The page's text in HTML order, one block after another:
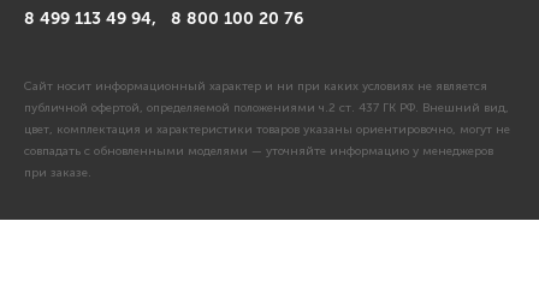
8 499 113 49 94, 8 800 100 20 76
Сайт носит информационный характер и ни при каких условиях не является
публичной офертой, определяемой положениями ч.2 ст. 437 ГК РФ. Внешний вид,
цвет, комплектация и характеристики товаров указаны ориентировочно, могут не
совпадать с обновленными моделями — уточняйте информацию у менеджеров
при заказе.